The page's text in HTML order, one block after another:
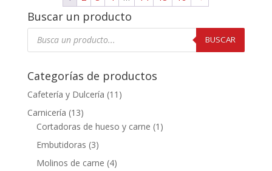
Buscar un producto
Búsqueda
BUSCAR
Categorías de productos
Cafetería y Dulcería (11)
Carnicería (13)
Cortadoras de hueso y carne (1)
Embutidoras (3)
Molinos de carne (4)